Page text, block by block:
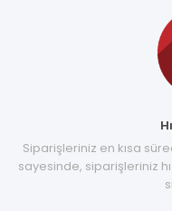
Siparişleriniz en kısa
sayesinde, siparişleriniz